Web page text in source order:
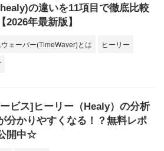
の違いを11項目で徹底比較
2026年最新版】
ェーバー(TimeWaver)とは
ヒーリー
ビス]ヒーリー（Healy）の分析
分かりやすくなる！？無料レポ
開中☆